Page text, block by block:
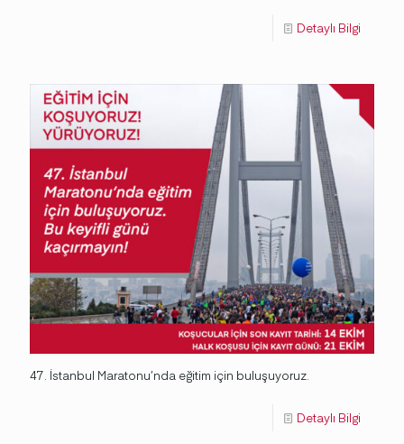
Detaylı Bilgi
47. İstanbul Maratonu’nda eğitim için buluşuyoruz.
Detaylı Bilgi